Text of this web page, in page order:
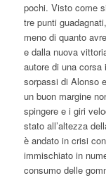
pochi. Visto come
tre punti
meno di quanto
e dalla nuova
autore di una
sorpassi di Alonso
un buon margine
spingere e i giri
stato all’altezza
è andato in crisi
immischiato in
consumo delle